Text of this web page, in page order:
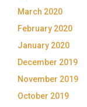
March 2020
February 2020
January 2020
December 2019
November 2019
October 2019